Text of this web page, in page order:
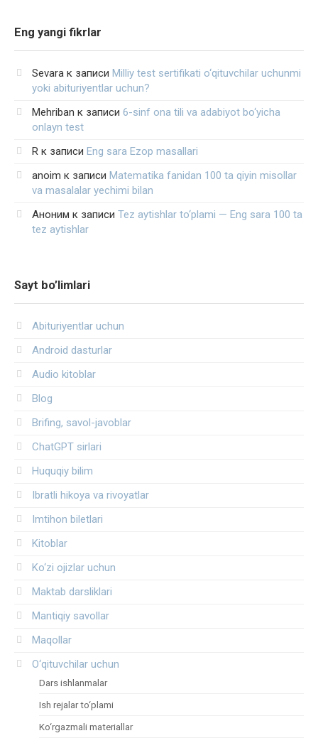
Eng yangi fikrlar
Sevara к записи Milliy test sertifikati o‘qituvchilar uchunmi
yoki abituriyentlar uchun?
Mehriban к записи 6-sinf ona tili va adabiyot bo‘yicha
onlayn test
R к записи Eng sara Ezop masallari
anoim к записи Matematika fanidan 100 ta qiyin misollar
va masalalar yechimi bilan
Аноним к записи Tez aytishlar to‘plami — Eng sara 100 ta
tez aytishlar
Sayt bo’limlari
Abituriyentlar uchun
Android dasturlar
Audio kitoblar
Blog
Brifing, savol-javoblar
ChatGPT sirlari
Huquqiy bilim
Ibratli hikoya va rivoyatlar
Imtihon biletlari
Kitoblar
Ko‘zi ojizlar uchun
Maktab darsliklari
Mantiqiy savollar
Maqollar
O‘qituvchilar uchun
Dars ishlanmalar
Ish rejalar to‘plami
Ko‘rgazmali materiallar